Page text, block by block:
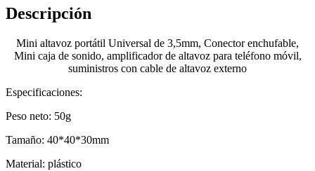
Descripción
Mini altavoz portátil Universal de 3,5mm, Conector enchufable,
Mini caja de sonido, amplificador de altavoz para teléfono móvil,
suministros con cable de altavoz externo
Especificaciones:
Peso neto: 50g
Tamaño: 40*40*30mm
Material: plástico